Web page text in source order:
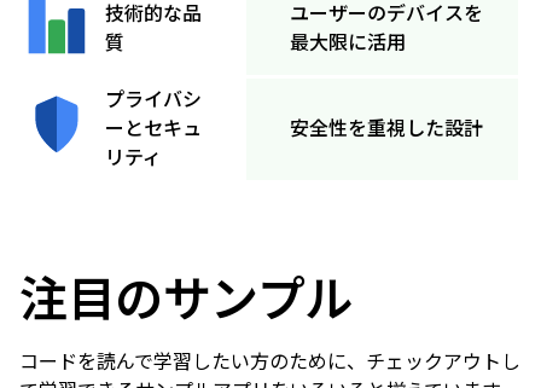
技術的な品
質
ユーザーのデバイスを
最大限に活用
プライバシ
ーとセキュ
リティ
安全性を重視した設計
注目のサンプル
コードを読んで学習したい方のために、チェックアウトし